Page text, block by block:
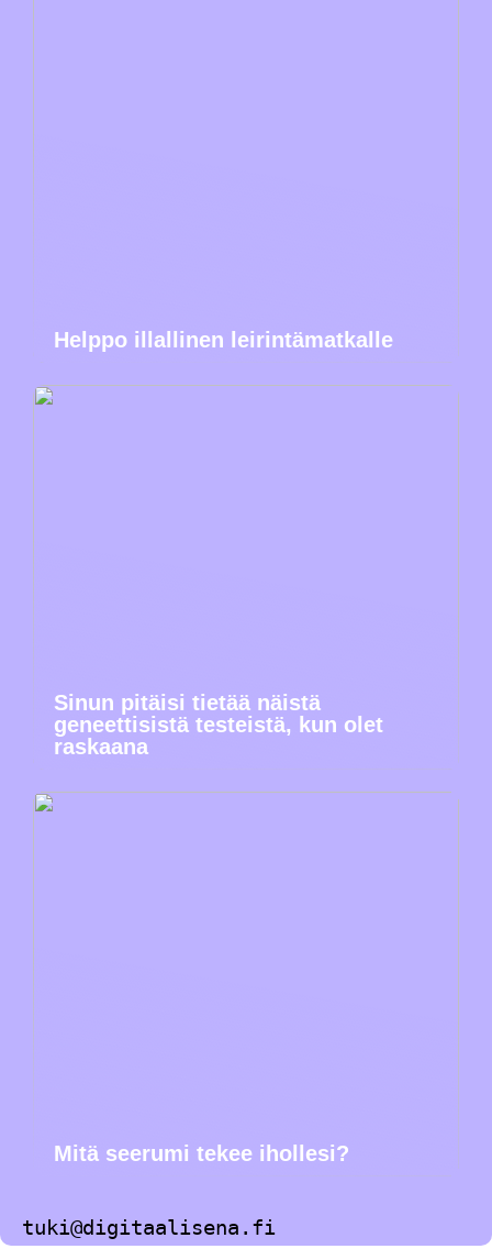
Helppo illallinen leirintämatkalle
Sinun pitäisi tietää näistä
geneettisistä testeistä, kun olet
raskaana
Mitä seerumi tekee ihollesi?
tuki@digitaalisena.fi